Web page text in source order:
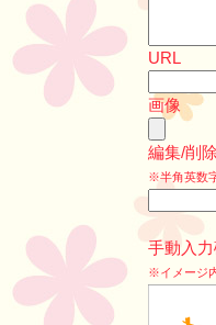
URL
画像
編集/削
※半角英数
手動入
※イメージ